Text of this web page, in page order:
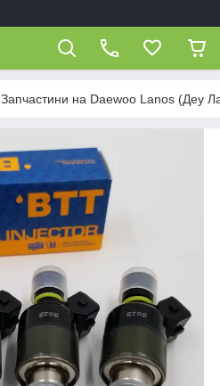
Запчастини на Daewoo Lanos (Деу